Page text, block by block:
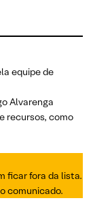
equipe de
Alvarenga
recursos, como
ficar fora da lista.
comunicado.